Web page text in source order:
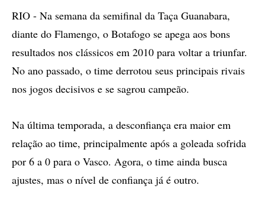
compartilhamento
RIO - Na semana da semifinal da Taça Guanabara,
diante do Flamengo, o Botafogo se apega aos bons
resultados nos clássicos em 2010 para voltar a triunfar.
No ano passado, o time derrotou seus principais rivais
nos jogos decisivos e se sagrou campeão.
Na última temporada, a desconfiança era maior em
relação ao time, principalmente após a goleada sofrida
por 6 a 0 para o Vasco. Agora, o time ainda busca
ajustes, mas o nível de confiança já é outro.